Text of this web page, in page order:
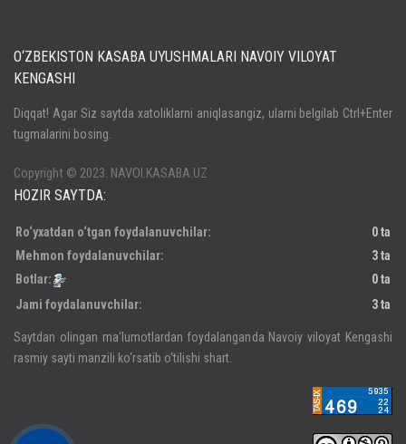
Паролни унутдингизми?
O‘ZBEKISTON KASABA UYUSHMALARI NAVOIY VILOYAT
KENGASHI
Diqqat! Agar Siz saytda xatoliklarni aniqlasangiz, ularni belgilab Ctrl+Enter
tugmalarini bosing.
Copyright © 2023. NAVOI.KASABA.UZ
HOZIR SAYTDA:
Ro‘yxatdan o‘tgan foydalanuvchilar:
0 ta
Mehmon foydalanuvchilar:
3 ta
Botlar:
0 ta
Jami foydalanuvchilar:
3 ta
Saytdan olingan ma‘lumotlardan foydalanganda Navoiy viloyat Kengashi
rasmiy sayti manzili ko‘rsatib o‘tilishi shart.